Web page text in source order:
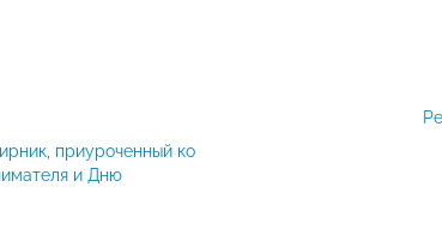
приуроченный ко
и Дню